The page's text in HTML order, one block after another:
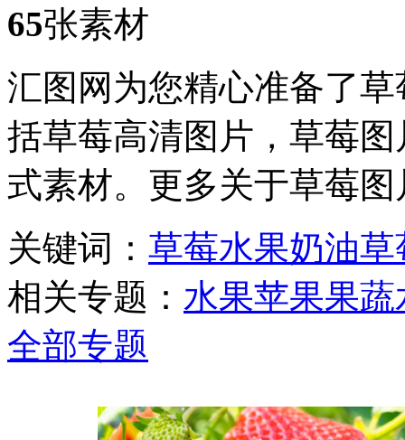
65张素材
汇图网为您精心准备了
括草莓高清图片，草莓
式素材。更多关于草莓
关键词： 草莓水果奶油草
相关专题： 水果苹果果蔬
全部专题